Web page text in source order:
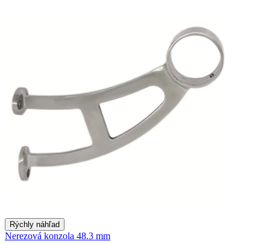
Rýchly náhľad
Nerezová konzola 48.3 mm